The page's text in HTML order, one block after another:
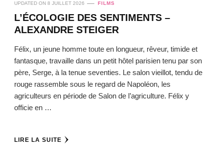
UPDATED ON 8 JUILLET 2026 FILMS
L’ÉCOLOGIE DES SENTIMENTS –
ALEXANDRE STEIGER
Félix, un jeune homme toute en longueur, rêveur, timide et
fantasque, travaille dans un petit hôtel parisien tenu par son
père, Serge, à la tenue seventies. Le salon vieillot, tendu de
rouge rassemble sous le regard de Napoléon, les
agriculteurs en période de Salon de l’agriculture. Félix y
officie en …
LIRE LA SUITE